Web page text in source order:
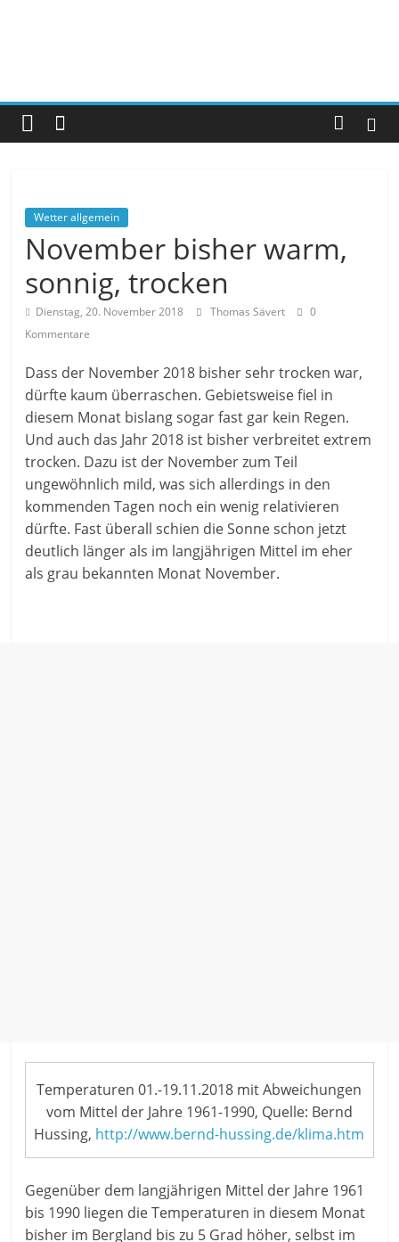
Wetter allgemein
November bisher warm,
sonnig, trocken
Dienstag, 20. November 2018 Thomas Sävert
0
Kommentare
Dass der November 2018 bisher sehr trocken war,
dürfte kaum überraschen. Gebietsweise fiel in
diesem Monat bislang sogar fast gar kein Regen.
Und auch das Jahr 2018 ist bisher verbreitet extrem
trocken. Dazu ist der November zum Teil
ungewöhnlich mild, was sich allerdings in den
kommenden Tagen noch ein wenig relativieren
dürfte. Fast überall schien die Sonne schon jetzt
deutlich länger als im langjährigen Mittel im eher
als grau bekannten Monat November.
Temperaturen 01.-19.11.2018 mit Abweichungen
vom Mittel der Jahre 1961-1990, Quelle: Bernd
Hussing, http://www.bernd-hussing.de/klima.htm
Gegenüber dem langjährigen Mittel der Jahre 1961
bis 1990 liegen die Temperaturen in diesem Monat
bisher im Bergland bis zu 5 Grad höher, selbst im